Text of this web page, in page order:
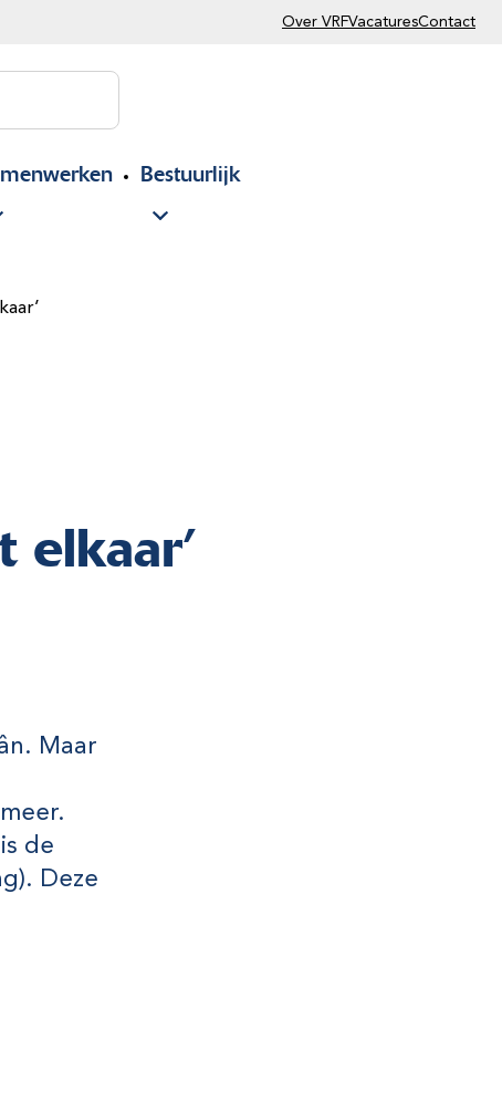
Bestuurlijk
Over VRFVacaturesContact
elkaar’
Maar
de
Deze